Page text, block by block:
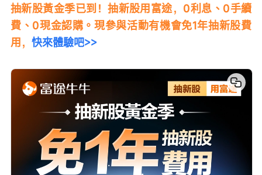
抽新股黃金季已到！抽新股用富途，0利息、0手續
費、0現金認購。現參與活動有機會免1年抽新股費
用， 快來體驗吧>>